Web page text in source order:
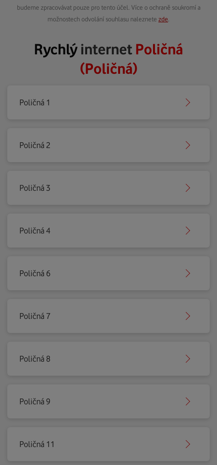
budeme zpracovávat pouze pro tento účel. Více o ochraně soukromí a
možnostech odvolání souhlasu naleznete zde
Rychlýinternet Poličná
(Poličná)
Poličná 1
Poličná 2
Poličná 3
Poličná 4
Poličná 6
Poličná 7
Poličná 8
Poličná 9
Poličná 11